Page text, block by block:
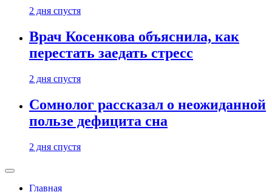
2 дня спустя
Врач Косенкова объяснила, как
перестать заедать стресс
2 дня спустя
Сомнолог рассказал о неожиданной
пользе дефицита сна
2 дня спустя
Главная